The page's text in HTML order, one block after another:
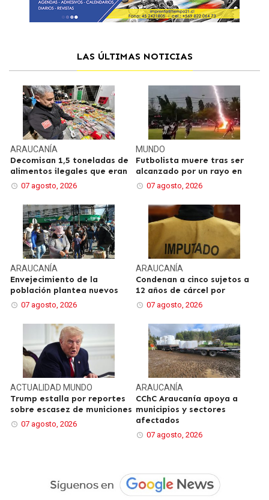
LAS ÚLTIMAS NOTICIAS
ARAUCANÍA
Decomisan 1,5 toneladas de
alimentos ilegales que eran
07 agosto, 2026
MUNDO
Futbolista muere tras ser
alcanzado por un rayo en
07 agosto, 2026
ARAUCANÍA
Envejecimiento de la
población plantea nuevos
07 agosto, 2026
ARAUCANÍA
Condenan a cinco sujetos a
12 años de cárcel por
07 agosto, 2026
ACTUALIDADMUNDO
Trump estalla por reportes
sobre escasez de municiones
07 agosto, 2026
ARAUCANÍA
CChC Araucanía apoya a
municipios y sectores
afectados
07 agosto, 2026